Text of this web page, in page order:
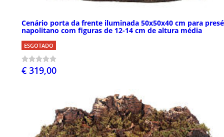
Cenário porta da frente iluminada 50x50x40 cm para
napolitano com figuras de 12-14 cm de altura média
ESGOTADO
€ 319,00